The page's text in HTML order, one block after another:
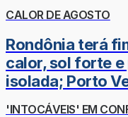
CALOR DE AGOSTO
Rondônia terá
calor, sol forte
isolada; Porto
'INTOCÁVEIS' EM